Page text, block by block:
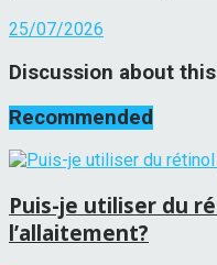
25/07/2026
Discussion about
Recommended
Puis-je utiliser du
l’allaitement?